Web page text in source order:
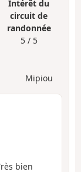
Intérêt du
circuit de
randonnée
5 / 5
Mipiou
bien